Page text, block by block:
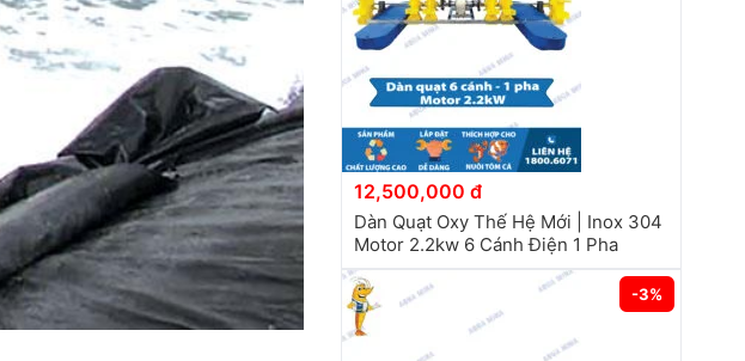
12,500,000 đ
Dàn Quạt Oxy Thế Hệ Mới | Inox 304
Motor 2.2kw 6 Cánh Điện 1 Pha
-3%